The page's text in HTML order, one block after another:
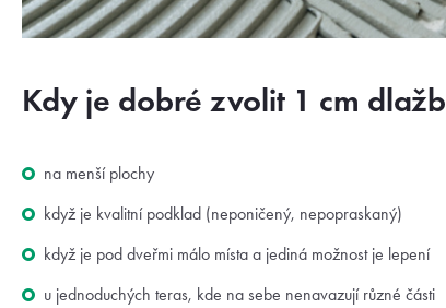
Kdy je dobré zvolit 1 cm
na menší plochy
když je kvalitní podklad (neponičený, nepopraskaný)
když je pod dveřmi málo místa a jediná možnost je lepení
u jednoduchých teras, kde na sebe nenavazují různé části